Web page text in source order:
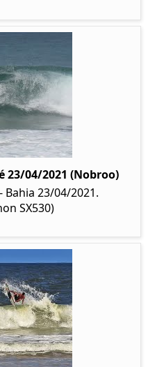
23/04/2021 (Nobroo)
Bahia 23/04/2021.
SX530)